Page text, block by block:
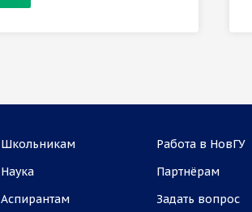
Школьникам
Наука
Аспирантам
Работа в НовГУ
Партнёрам
Задать вопрос